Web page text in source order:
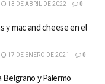
13 DE ABRIL DE 2022 0
y mac and cheese en el
17 DE ENERO DE 2021 0
Belgrano y Palermo